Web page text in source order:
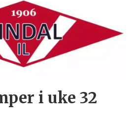
i uke 32